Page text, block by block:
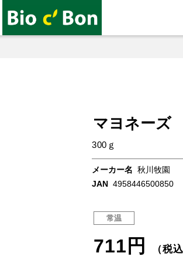
マヨネーズ
300ｇ
メーカー名 秋川牧園
JAN 4958446500850
常温
711円 （税